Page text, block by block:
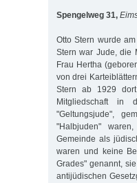
Spengelweg 31,
Otto Stern wurde
Stern war Jude, die
Frau Hertha
von drei
Stern ab 1929
Mitgliedschaft in
"Geltungsjude",
"Halbjuden"
Gemeinde als
waren und keine
Grades" genannt,
antijüdischen